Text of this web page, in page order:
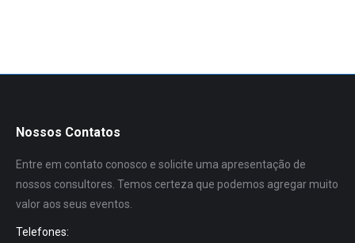
Nossos Contatos
Entre em contato conosco e solicite uma apresentação de
nossos consultores. Temos certeza que podemos agregar muito
valor aos seus eventos.
Telefones: